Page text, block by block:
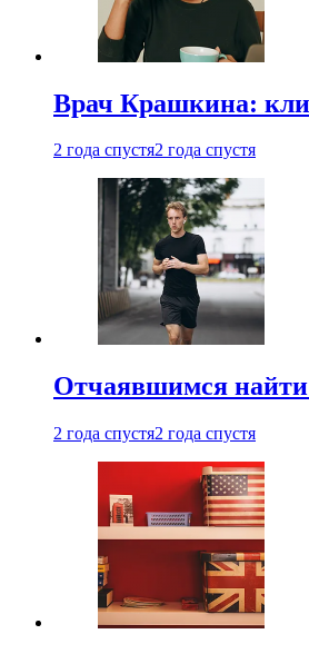
Врач Крашкина:
2 года спустя2 года спустя
Отчаявшимся найти
2 года спустя2 года спустя